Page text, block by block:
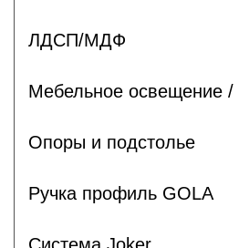
ЛДСП/МДФ
Мебельное освещение /
Опоры и подстолье
Ручка профиль GOLA
Система Joker